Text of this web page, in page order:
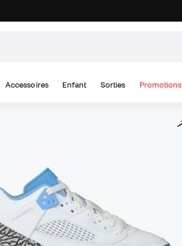
Accessoires Enfant Sorties Promotions